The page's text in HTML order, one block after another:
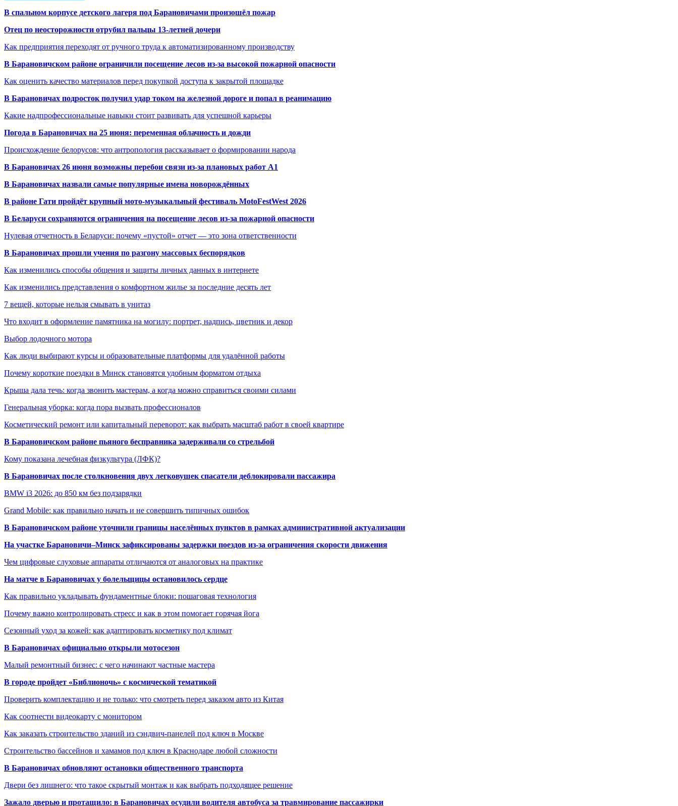
В спальном корпусе детского лагеря под Барановичами произошёл пожар
Отец по неосторожности отрубил пальцы 13-летней дочери
Как предприятия переходят от ручного труда к автоматизированному производству
В Барановичском районе ограничили посещение лесов из-за высокой пожарной опасности
Как оценить качество материалов перед покупкой доступа к закрытой площадке
В Барановичах подросток получил удар током на железной дороге и попал в реанимацию
Какие надпрофессиональные навыки стоит развивать для успешной карьеры
Погода в Барановичах на 25 июня: переменная облачность и дожди
Происхождение белорусов: что антропология рассказывает о формировании народа
В Барановичах 26 июня возможны перебои связи из-за плановых работ A1
В Барановичах назвали самые популярные имена новорождённых
В районе Гати пройдёт крупный мото-музыкальный фестиваль MotoFestWest 2026
В Беларуси сохраняются ограничения на посещение лесов из-за пожарной опасности
Нулевая отчетность в Беларуси: почему «пустой» отчет — это зона ответственности
В Барановичах прошли учения по разгону массовых беспорядков
Как изменились способы общения и защиты личных данных в интернете
Как изменились представления о комфортном жилье за последние десять лет
7 вещей, которые нельзя смывать в унитаз
Что входит в оформление памятника на могилу: портрет, надпись, цветник и декор
Выбор лодочного мотора
Как люди выбирают курсы и образовательные платформы для удалённой работы
Почему короткие поездки в Минск становятся удобным форматом отдыха
Крыша дала течь: когда звонить мастерам, а когда можно справиться своими силами
Генеральная уборка: когда пора вызвать профессионалов
Косметический ремонт или капитальный переворот: как выбрать масштаб работ в своей квартире
В Барановичском районе пьяного бесправника задерживали со стрельбой
Кому показана лечебная физкультура (ЛФК)?
В Барановичах после столкновения двух легковушек спасатели деблокировали пассажира
BMW i3 2026: до 850 км без подзарядки
Grand Mobile: как правильно начать и не совершить типичных ошибок
В Барановичском районе уточнили границы населённых пунктов в рамках административной актуализации
На участке Барановичи–Минск зафиксированы задержки поездов из-за ограничения скорости движения
Чем цифровые слуховые аппараты отличаются от аналоговых на практике
На матче в Барановичах у болельщицы остановилось сердце
Как правильно укладывать фундаментные блоки: пошаговая технология
Почему важно контролировать стресс и как в этом помогает горячая йога
Сезонный уход за кожей: как адаптировать косметику под климат
В Барановичах официально открыли мотосезон
Малый ремонтный бизнес: с чего начинают частные мастера
В городе пройдет «Библионочь» с космической тематикой
Проверить комплектацию и не только: что смотреть перед заказом авто из Китая
Как соотнести видеокарту с монитором
Как заказать строительство зданий из сэндвич-панелей под ключ в Москве
Строительство бассейнов и хамамов под ключ в Краснодаре любой сложности
В Барановичах обновляют остановки общественного транспорта
Двери без лишнего: что такое скрытый монтаж и как выбрать подходящее решение
Зажало дверью и протащило: в Барановичах осудили водителя автобуса за травмирование пассажирки